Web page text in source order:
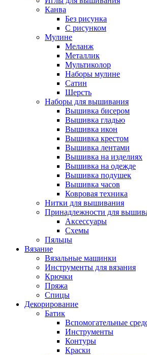
Канва
Без рисунка
С рисунком
Мулине
Меланж
Металлик
Мультиколор
Наборы мулине
Сатин
Шерсть
Наборы для вышивания
Вышивка бисером
Вышивка гладью
Вышивка икон
Вышивка крестом
Вышивка лентами
Вышивка на изделиях
Вышивка на одежде
Вышивка подушек
Вышивка часов
Ковровая техника
Нитки для вышивания
Принадлежности для
Аксессуары
Схемы
Пяльцы
Вязание
Вязальные машинки
Инструменты для вязания
Крючки
Пряжа
Спицы
Декорирование
Батик
Вспомогательные
Инструменты
Контуры
Краски